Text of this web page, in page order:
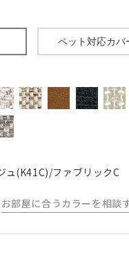
ペット対応カバ
ュ(K41C)/ファブリックC
お部屋に合うカラーを相談
形